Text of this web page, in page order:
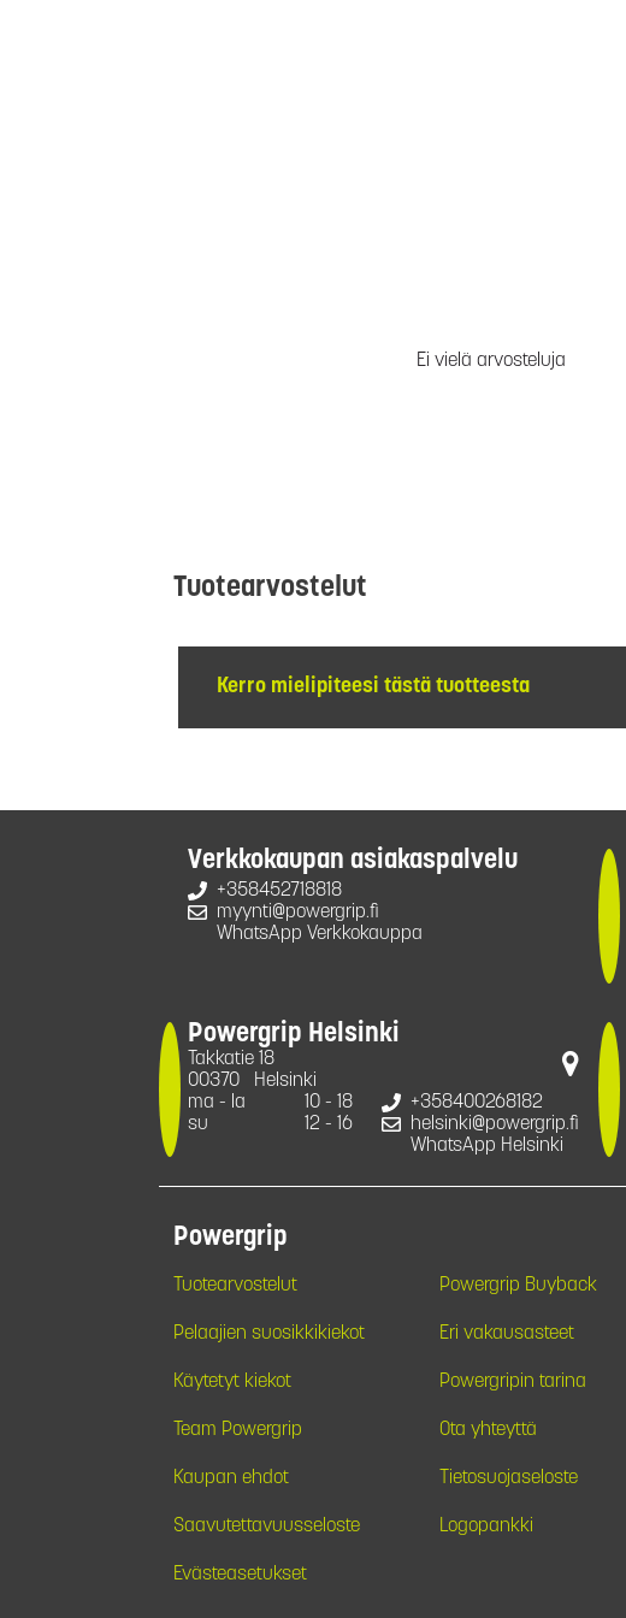
Ei vielä arvosteluja
Tuotearvostelut
Kerro mielipiteesi tästä tuotteesta
Verkkokaupan asiakaspalvelu
+358452718818
myynti@powergrip.fi
WhatsApp Verkkokauppa
Powergrip Helsinki
Takkatie 18
00370
Helsinki
ma - la
10 - 18
su
12 - 16
+358400268182
helsinki@powergrip.fi
WhatsApp Helsinki
Powergrip
Tuotearvostelut Powergrip Buyback
Pelaajien suosikkikiekot Eri vakausasteet
Käytetyt kiekot Powergripin tarina
Team Powergrip Ota yhteyttä
Kaupan ehdot Tietosuojaseloste
Saavutettavuusseloste Logopankki
Evästeasetukset